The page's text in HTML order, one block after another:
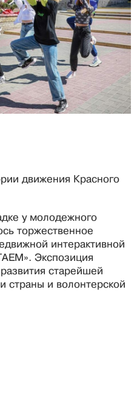
движения Красного
у молодежного
торжественное
интерактивной
Экспозиция
старейшей
страны и волонтерской